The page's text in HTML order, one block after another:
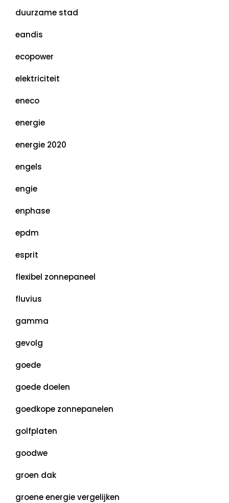
duurzame stad
eandis
ecopower
elektriciteit
eneco
energie
energie 2020
engels
engie
enphase
epdm
esprit
flexibel zonnepaneel
fluvius
gamma
gevolg
goede
goede doelen
goedkope zonnepanelen
golfplaten
goodwe
groen dak
groene energie vergelijken